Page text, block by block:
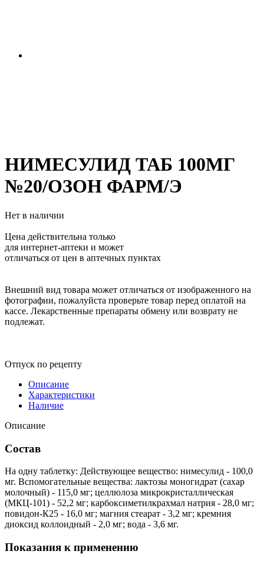
НИМЕСУЛИД ТАБ 100МГ
№20/ОЗОН ФАРМ/Э
Нет в наличии
Цена действительна только
для интернет-аптеки и может
отличаться от цен в аптечных пунктах
Внешний вид товара может отличаться от изображенного на
фотографии, пожалуйста проверьте товар перед оплатой на
кассе. Лекарственные препараты обмену или возврату не
подлежат.
Отпуск по рецепту
Описание
Характеристики
Наличие
Описание
Состав
На одну таблетку: Действующее вещество: нимесулид - 100,0
мг. Вспомогательные вещества: лактозы моногидрат (сахар
молочный) - 115,0 мг; целлюлоза микрокристаллическая
(МКЦ-101) - 52,2 мг; карбоксиметилкрахмал натрия - 28,0 мг;
повидон-К25 - 16,0 мг; магния стеарат - 3,2 мг; кремния
диоксид коллоидный - 2,0 мг; вода - 3,6 мг.
Показания к применению